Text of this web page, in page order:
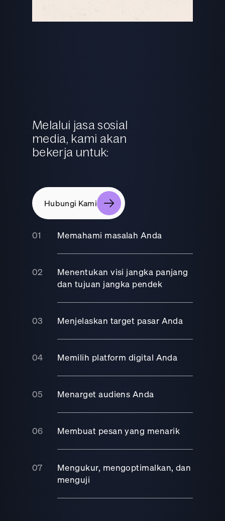
Melalui jasa sosial
media, kami akan
bekerja untuk:
Hubungi Kami
Memahami masalah Anda
Menentukan visi jangka panjang
dan tujuan jangka pendek
Menjelaskan target pasar Anda
Memilih platform digital Anda
Menarget audiens Anda
Membuat pesan yang menarik
Mengukur, mengoptimalkan, dan
menguji